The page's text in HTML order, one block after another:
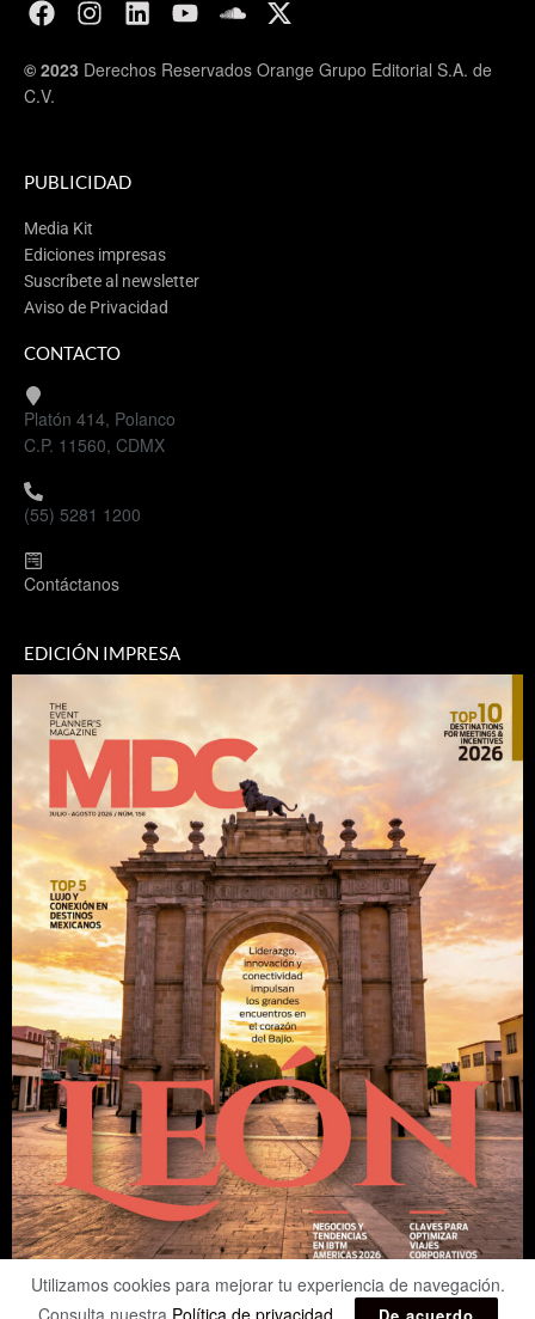
© 2023 Derechos Reservados Orange Grupo Editorial S.A. de
C.V.
PUBLICIDAD
Media Kit
Ediciones impresas
Suscríbete al newsletter
Aviso de Privacidad
CONTACTO
Platón 414, Polanco
C.P. 11560, CDMX
(55) 5281 1200
Contáctanos
EDICIÓN IMPRESA
Utilizamos cookies para mejorar tu experiencia de navegación.
Consulta nuestra Política de privacidad